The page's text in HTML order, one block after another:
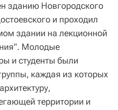
зданию Новгородского
и проходил
здании на лекционной
Молодые
и студенты были
каждая из которых
территории и